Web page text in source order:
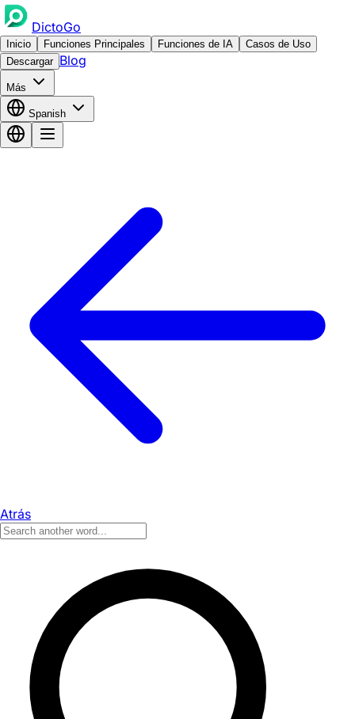
DictoGo
Inicio Funciones Principales Funciones de IA
Casos de Uso
Descargar Blog
Más
Spanish
Atrás